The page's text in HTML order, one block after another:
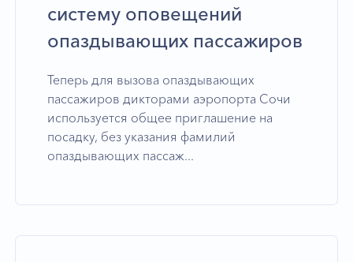
систему оповещений
опаздывающих пассажиров
Теперь для вызова опаздывающих
пассажиров дикторами аэропорта Сочи
используется общее приглашение на
посадку, без указания фамилий
опаздывающих пассаж...